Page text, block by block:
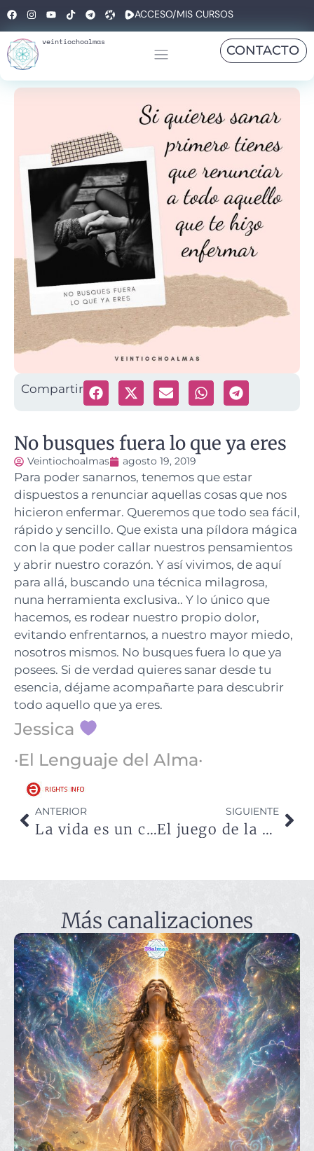
ACCESO/MIS CURSOS
veintiochoalmas
CONTACTO
Compartir
No busques fuera lo que ya eres
Veintiochoalmas agosto 19, 2019
Para poder sanarnos, tenemos que estar
dispuestos a renunciar aquellas cosas que nos
hicieron enfermar. Queremos que todo sea fácil,
rápido y sencillo. Que exista una píldora mágica
con la que poder callar nuestros pensamientos
y abrir nuestro corazón. Y así vivimos, de aquí
para allá, buscando una técnica milagrosa,
nuna herramienta exclusiva.. Y lo único que
hacemos, es rodear nuestro propio dolor,
evitando enfrentarnos, a nuestro mayor miedo,
nosotros mismos. No busques fuera lo que ya
posees. Si de verdad quieres sanar desde tu
esencia, déjame acompañarte para descubrir
todo aquello que ya eres.
Jessica
·El Lenguaje del Alma·
ANTERIOR
La vida es un continuo reflejo
SIGUIENTE
El juego de la vida
Más canalizaciones